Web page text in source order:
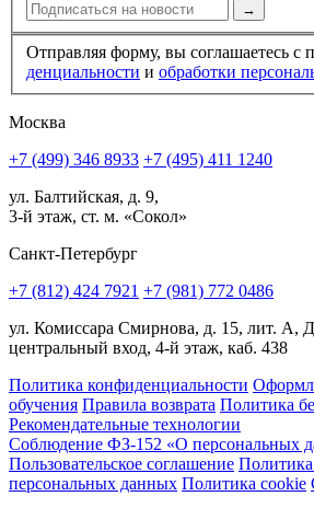
→
Отправляя форму, вы соглашаетесь с
ден­циальности и обработки
Москва
+7 (499) 346 8933 +7 (495) 411 1240
ул. Балтийская, д. 9,
3-й этаж, ст. м. «Сокол»
Санкт-Петербург
+7 (812) 424 7921 +7 (981) 772 0486
ул. Комиссара Смирнова, д. 15, лит. А,
центральный вход, 4-й этаж, каб. 438
Политика конфиденциальности
обучения Правила возврата Политика
Рекомендательные технологии
Соблюдение ФЗ-152 «О персональ­ных
Пользовательское соглашение Политика
персональных данных Политика cookie